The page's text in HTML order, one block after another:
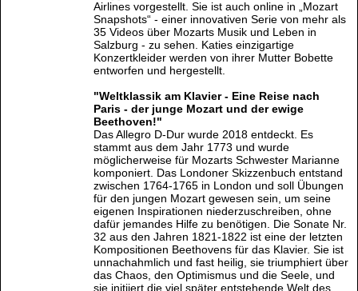
Airlines vorgestellt. Sie ist auch online in „Mozart
Snapshots“ - einer innovativen Serie von mehr als
35 Videos über Mozarts Musik und Leben in
Salzburg - zu sehen. Katies einzigartige
Konzertkleider werden von ihrer Mutter Bobette
entworfen und hergestellt.
"Weltklassik am Klavier - Eine Reise nach
Paris - der junge Mozart und der ewige
Beethoven!"
Das Allegro D-Dur wurde 2018 entdeckt. Es
stammt aus dem Jahr 1773 und wurde
möglicherweise für Mozarts Schwester Marianne
komponiert. Das Londoner Skizzenbuch entstand
zwischen 1764-1765 in London und soll Übungen
für den jungen Mozart gewesen sein, um seine
eigenen Inspirationen niederzuschreiben, ohne
dafür jemandes Hilfe zu benötigen. Die Sonate Nr.
32 aus den Jahren 1821-1822 ist eine der letzten
Kompositionen Beethovens für das Klavier. Sie ist
unnachahmlich und fast heilig, sie triumphiert über
das Chaos, den Optimismus und die Seele, und
sie initiiert die viel später entstehende Welt des